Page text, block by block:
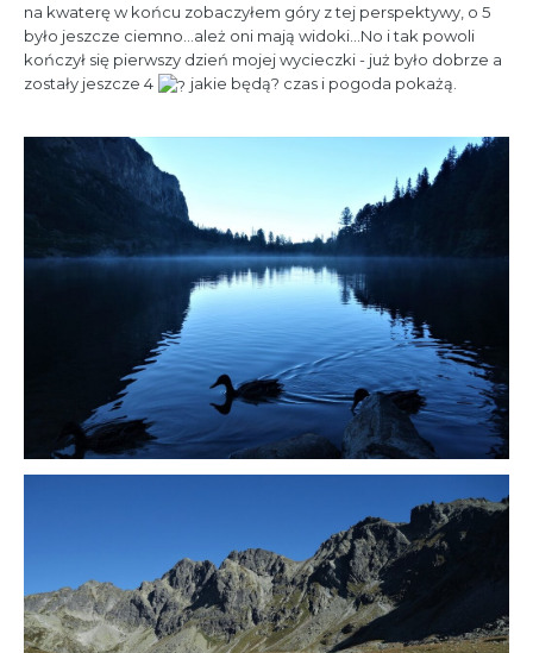
na kwaterę w końcu zobaczyłem góry z tej perspektywy, o 5
było jeszcze ciemno...ależ oni mają widoki...No i tak powoli
kończył się pierwszy dzień mojej wycieczki - już było dobrze a
zostały jeszcze 4
jakie będą? czas i pogoda pokażą.